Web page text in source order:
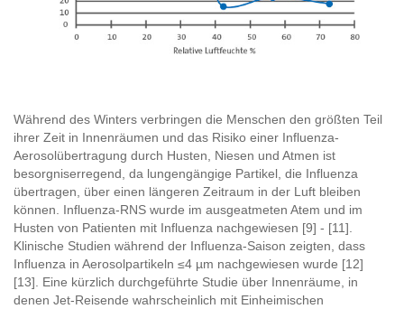
Während des Winters verbringen die Menschen den größten Teil
ihrer Zeit in Innenräumen und das Risiko einer Influenza-
Aerosolübertragung durch Husten, Niesen und Atmen ist
besorgniserregend, da lungengängige Partikel, die Influenza
übertragen, über einen längeren Zeitraum in der Luft bleiben
können. Influenza-RNS wurde im ausgeatmeten Atem und im
Husten von Patienten mit Influenza nachgewiesen [9] - [11].
Klinische Studien während der Influenza-Saison zeigten, dass
Influenza in Aerosolpartikeln ≤4 µm nachgewiesen wurde [12]
[13]. Eine kürzlich durchgeführte Studie über Innenräume, in
denen Jet-Reisende wahrscheinlich mit Einheimischen